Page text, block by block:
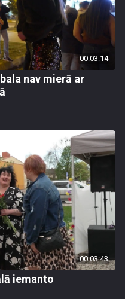
00:03:14
nav mierā ar
00:03:43
iemanto